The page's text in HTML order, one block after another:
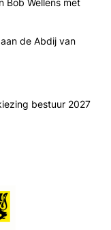
de Abdij van
bestuur 2027